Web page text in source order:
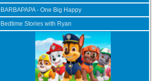
BARBAPAPA - One Big Happy
Bedtime Stories with Ryan